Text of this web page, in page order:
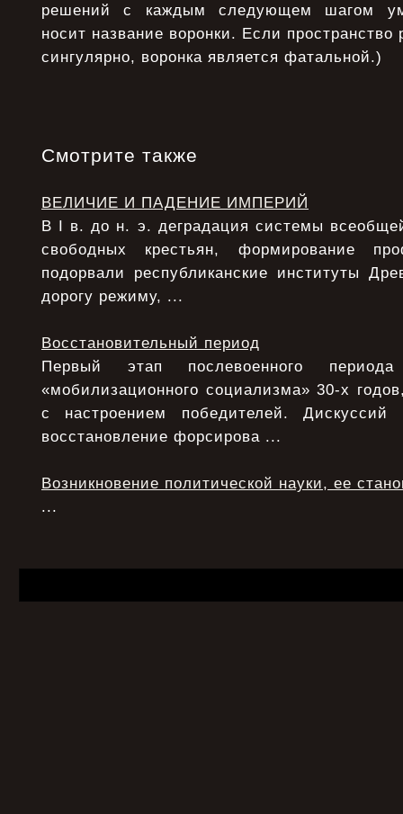
решений с каждым следующем шагом
носит название воронки. Если
сингулярно, воронка является фатальной.)
Смотрите также
ВЕЛИЧИЕ И ПАДЕНИЕ ИМПЕРИЙ
В I в. до н. э. деградация системы
свободных крестьян, формирование
подорвали республиканские институты
дорогу режиму, ...
Восстановительный период
Первый этап послевоенного
«мобилизационного социализма» 30-х
с настроением победителей.
восстановление форсирова ...
Возникновение политической науки, ее
...